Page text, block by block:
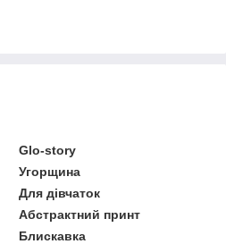
Glo-story
Угорщина
Для дівчаток
Абстрактний принт
Блискавка